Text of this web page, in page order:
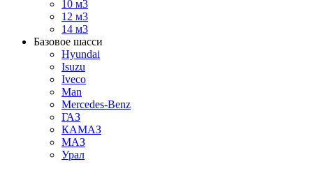
10 м3
12 м3
14 м3
Базовое шасси
Hyundai
Isuzu
Iveco
Man
Mercedes-Benz
ГАЗ
КАМАЗ
МАЗ
Урал